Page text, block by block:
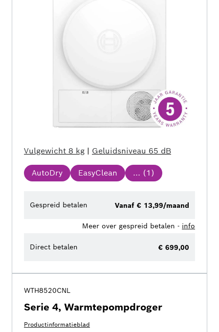
Vulgewicht 8 kg | Geluidsniveau 65 dB
AutoDry EasyClean ... (1)
Gespreid betalen Vanaf € 13,99/maand
Meer over gespreid betalen - info
Direct betalen € 699,00
WTH8520CNL
Serie 4, Warmtepompdroger
Productinformatieblad